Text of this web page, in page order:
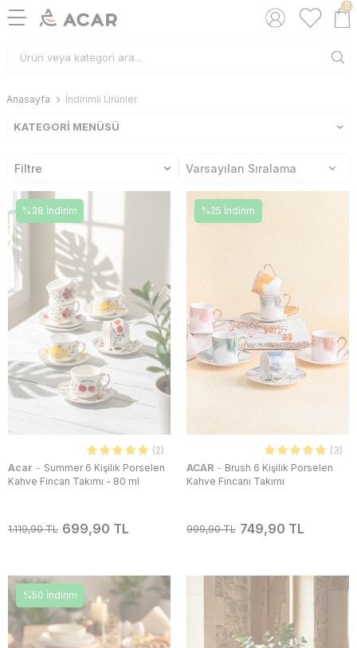
0
Anasayfa İndirimli Ürünler
KATEGORI MENÜSÜ
Filtre
%38 İndirim
(2)
Acar - Summer 6 Kişilik Porselen
Kahve Fincan Takımı - 80 ml
1.119,90 TL 699,90 TL
%25 İndirim
(3)
ACAR - Brush 6 Kişilik Porselen
Kahve Fincanı Takımı
999,90 TL 749,90 TL
%50 İndirim